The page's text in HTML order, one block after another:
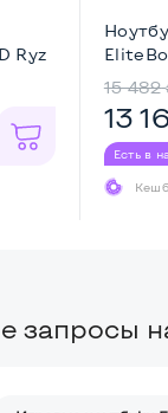
Ryz
15 482
13
Есть в
запросы